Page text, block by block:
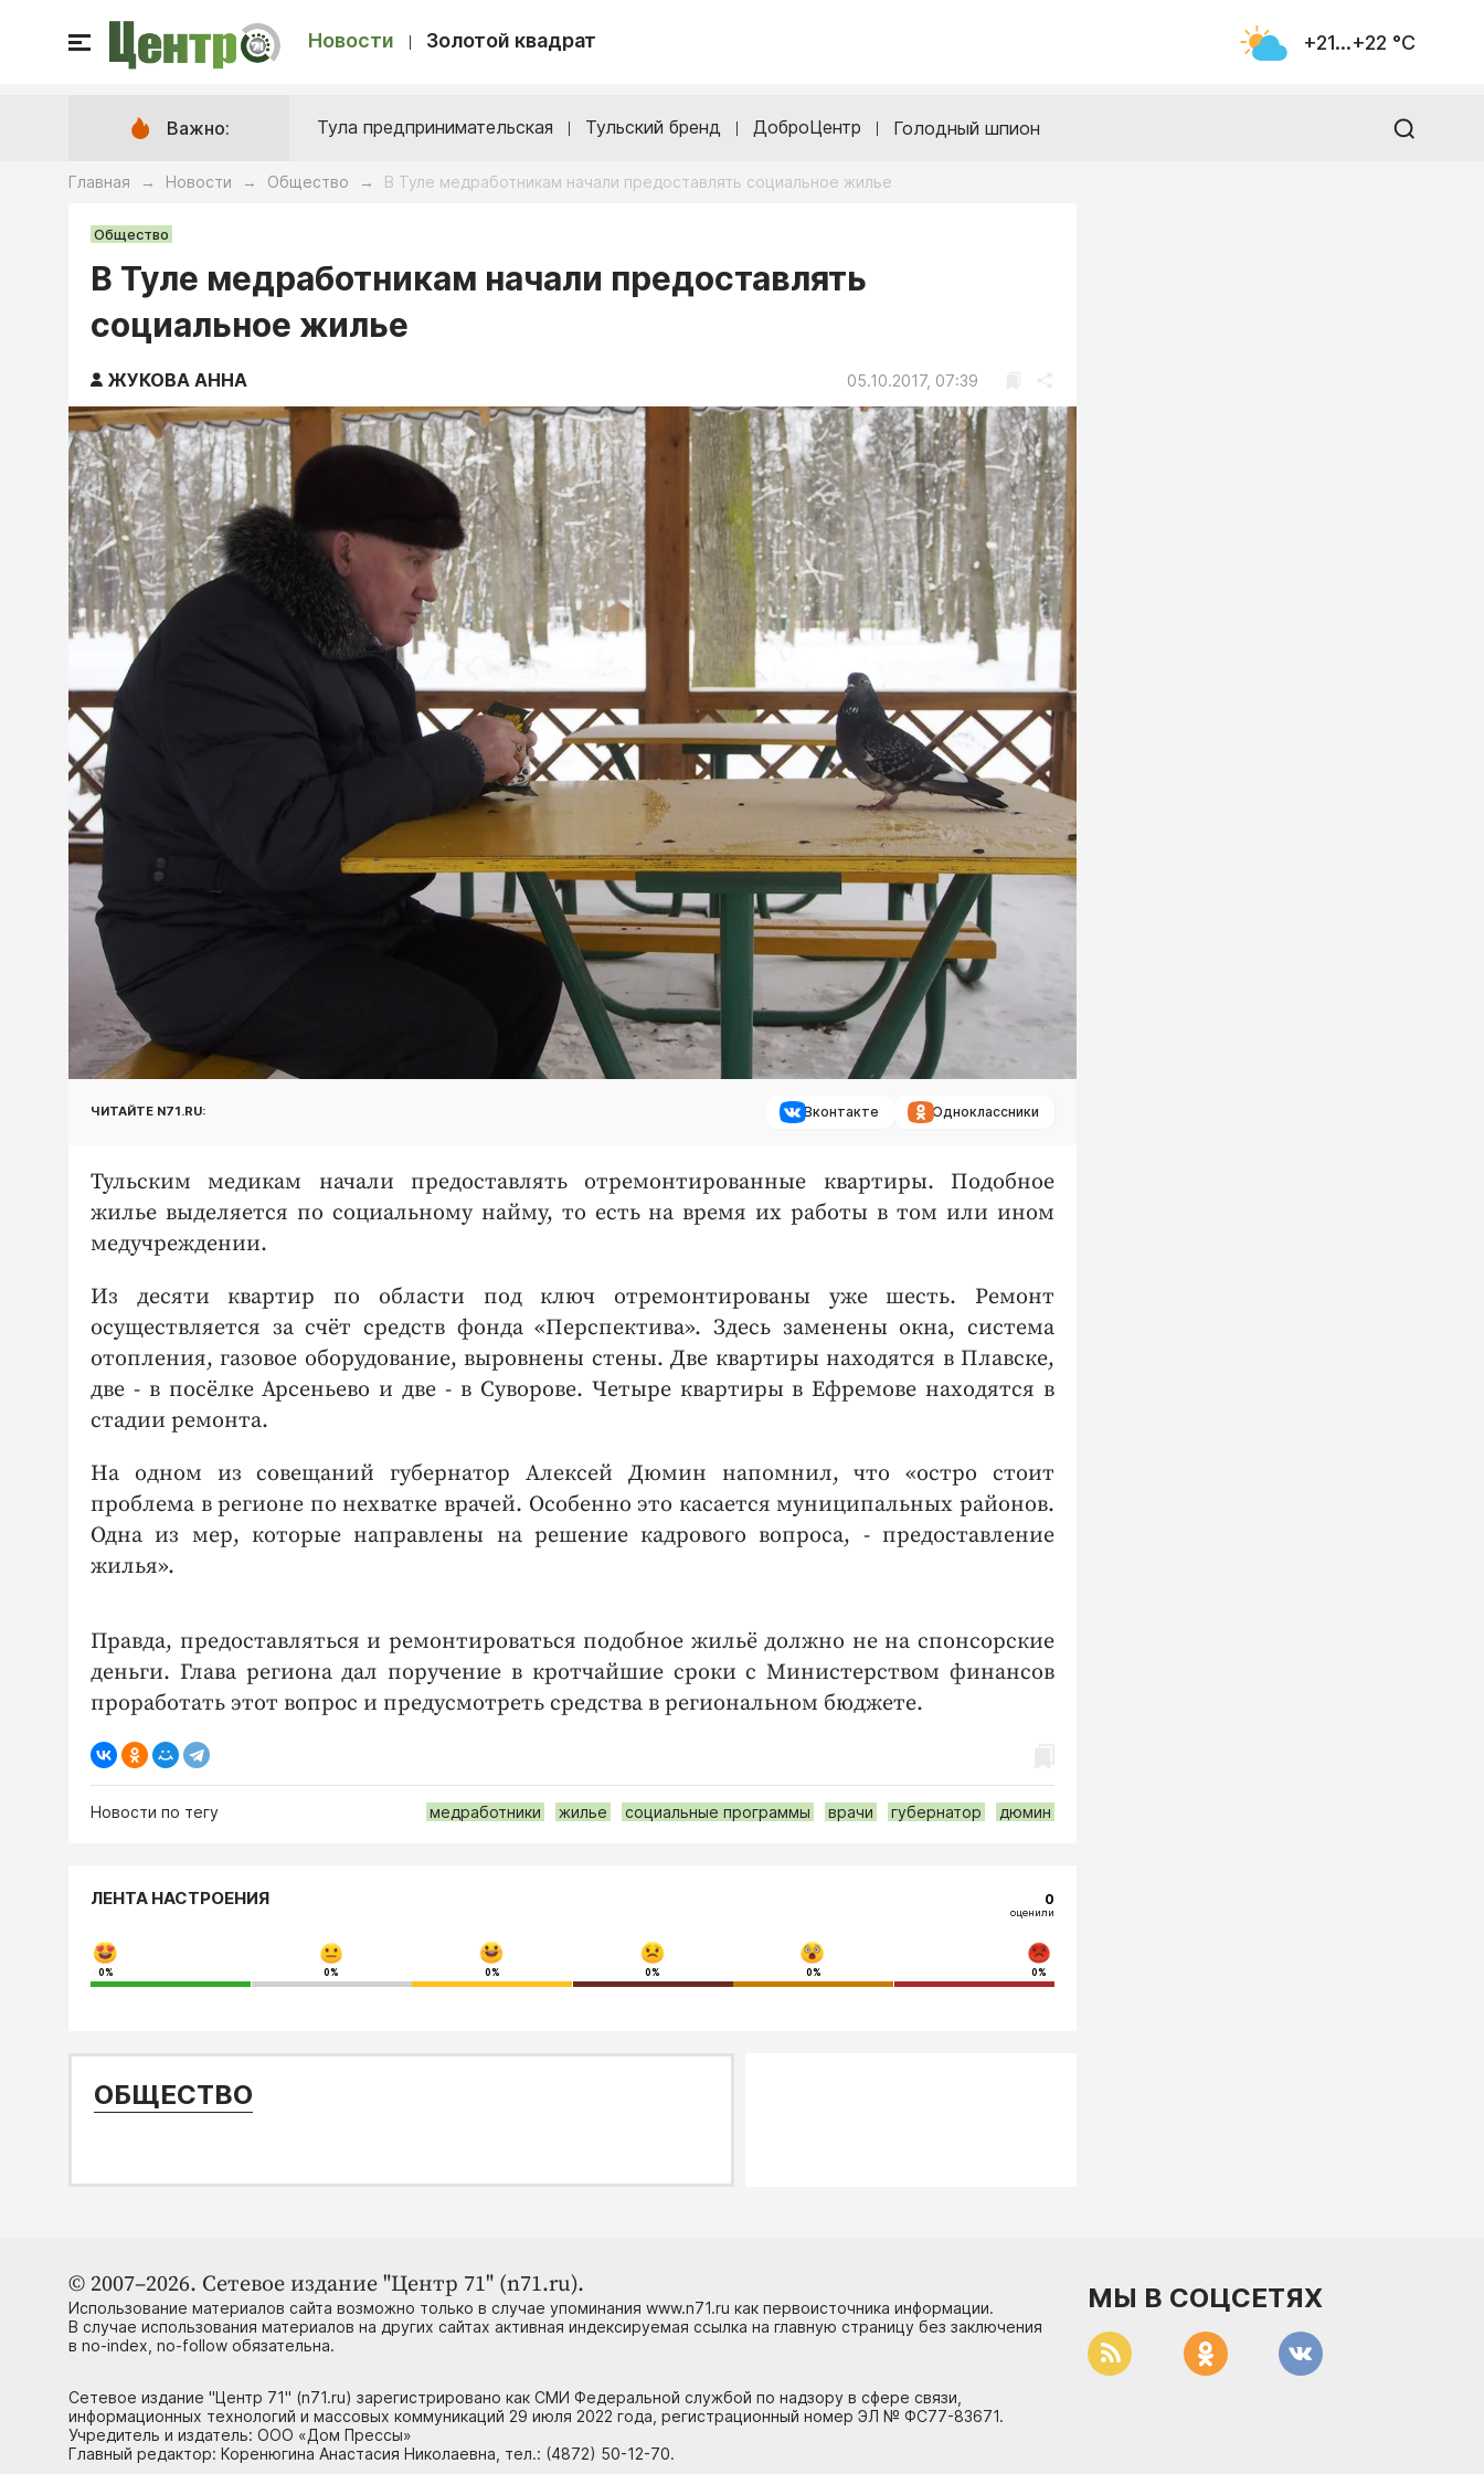
Новости Золотой квадрат +21...+22 °С
Важно: Тула предпринимательская Тульский бренд ДоброЦентр Голодный шпион
Главная → Новости → Общество → В Туле медработникам начали предоставлять социальное жилье
Общество
В Туле медработникам начали предоставлять
социальное жилье
ЖУКОВА АННА 05.10.2017, 07:39
ЧИТАЙТЕ N71.RU: Вконтакте Одноклассники
Тульским медикам начали предоставлять отремонтированные квартиры. Подобное
жилье выделяется по социальному найму, то есть на время их работы в том или ином
медучреждении.
Из десяти квартир по области под ключ отремонтированы уже шесть. Ремонт
осуществляется за счёт средств фонда «Перспектива». Здесь заменены окна, система
отопления, газовое оборудование, выровнены стены. Две квартиры находятся в Плавске,
две - в посёлке Арсеньево и две - в Суворове. Четыре квартиры в Ефремове находятся в
стадии ремонта.
На одном из совещаний губернатор Алексей Дюмин напомнил, что «остро стоит
проблема в регионе по нехватке врачей. Особенно это касается муниципальных районов.
Одна из мер, которые направлены на решение кадрового вопроса, - предоставление
жилья».
Правда, предоставляться и ремонтироваться подобное жильё должно не на спонсорские
деньги. Глава региона дал поручение в кротчайшие сроки с Министерством финансов
проработать этот вопрос и предусмотреть средства в региональном бюджете.
Новости по тегу медработники жилье социальные программы врачи губернатор дюмин
ЛЕНТА НАСТРОЕНИЯ 0
оценили
0% 0% 0% 0% 0% 0%
ОБЩЕСТВО
© 2007–2026. Сетевое издание "Центр 71" (n71.ru).
Использование материалов сайта возможно только в случае упоминания www.n71.ru как первоисточника информации.
В случае использования материалов на других сайтах активная индексируемая ссылка на главную страницу без заключения
в no-index, no-follow обязательна.
Сетевое издание "Центр 71" (n71.ru) зарегистрировано как СМИ Федеральной службой по надзору в сфере связи,
информационных технологий и массовых коммуникаций 29 июля 2022 года, регистрационный номер ЭЛ № ФС77-83671.
Учредитель и издатель: ООО «Дом Прессы»
Главный редактор: Коренюгина Анастасия Николаевна, тел.: (4872) 50-12-70.
МЫ В СОЦСЕТЯХ